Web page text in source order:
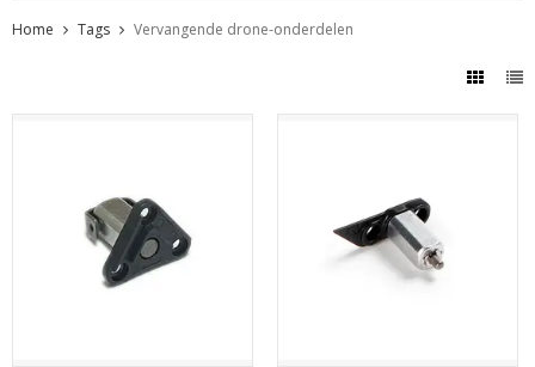
Home Tags Vervangende drone-onderdelen